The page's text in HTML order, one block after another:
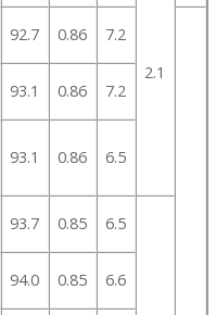
2.1
92.7 0.86 7.2
93.1 0.86 7.2
93.1 0.86 6.5
93.7 0.85 6.5
94.0 0.85 6.6